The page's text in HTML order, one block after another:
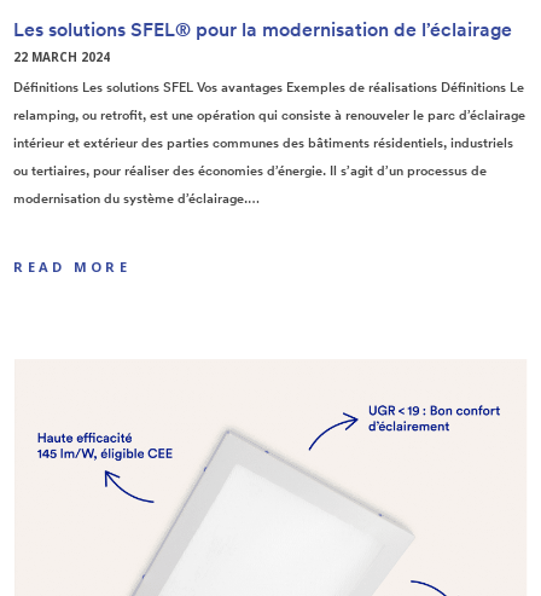
Les solutions SFEL® pour la modernisation de l’éclairage
22 MARCH 2024
Définitions Les solutions SFEL Vos avantages Exemples de réalisations Définitions Le
relamping, ou retrofit, est une opération qui consiste à renouveler le parc d’éclairage
intérieur et extérieur des parties communes des bâtiments résidentiels, industriels
ou tertiaires, pour réaliser des économies d’énergie. Il s’agit d’un processus de
modernisation du système d’éclairage.…
READ MORE